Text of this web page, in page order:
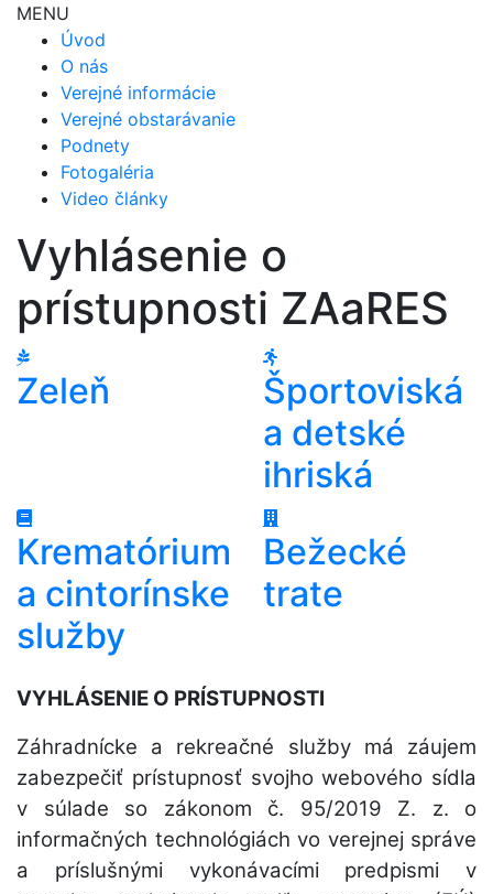
MENU
Úvod
O nás
Verejné informácie
Verejné obstarávanie
Podnety
Fotogaléria
Video články
Vyhlásenie o
prístupnosti ZAaRES
Zeleň
Športoviská
a detské
ihriská
Krematórium
a cintorínske
služby
Bežecké
trate
VYHLÁSENIE O PRÍSTUPNOSTI
Záhradnícke a rekreačné služby má záujem
zabezpečiť prístupnosť svojho webového sídla
v súlade so zákonom č. 95/2019 Z. z. o
informačných technológiách vo verejnej správe
a príslušnými vykonávacími predpismi v